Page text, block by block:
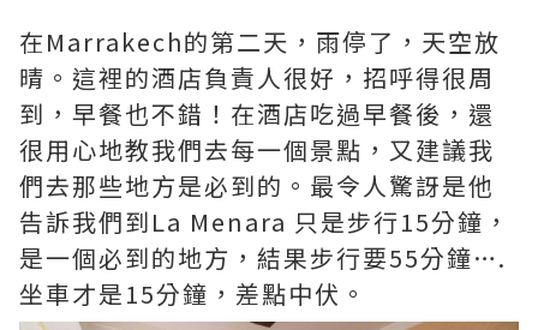
在Marrakech的第二天，雨停了，天空放
晴。這裡的酒店負責人很好，招呼得很周
到，早餐也不錯！在酒店吃過早餐後，還
很用心地教我們去每一個景點，又建議我
們去那些地方是必到的。最令人驚訝是他
告訴我們到La Menara 只是步行15分鐘，
是一個必到的地方，結果步行要55分鐘….
坐車才是15分鐘，差點中伏。